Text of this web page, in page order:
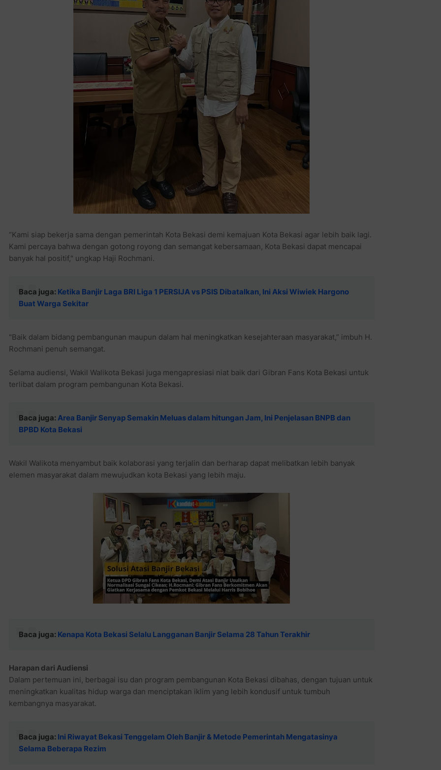
“Kami siap bekerja sama dengan pemerintah Kota Bekasi demi kemajuan Kota Bekasi agar lebih baik lagi.
Kami percaya bahwa dengan gotong royong dan semangat kebersamaan, Kota Bekasi dapat mencapai
banyak hal positif," ungkap Haji Rochmani.
Baca juga: Ketika Banjir Laga BRI Liga 1 PERSIJA vs PSIS Dibatalkan, Ini Aksi Wiwiek Hargono
Buat Warga Sekitar
"Baik dalam bidang pembangunan maupun dalam hal meningkatkan kesejahteraan masyarakat,” imbuh H.
Rochmani penuh semangat.
Selama audiensi, Wakil Walikota Bekasi juga mengapresiasi niat baik dari Gibran Fans Kota Bekasi untuk
terlibat dalam program pembangunan Kota Bekasi.
Baca juga: Area Banjir Senyap Semakin Meluas dalam hitungan Jam, Ini Penjelasan BNPB dan
BPBD Kota Bekasi
Wakil Walikota menyambut baik kolaborasi yang terjalin dan berharap dapat melibatkan lebih banyak
elemen masyarakat dalam mewujudkan kota Bekasi yang lebih maju.
Baca juga: Kenapa Kota Bekasi Selalu Langganan Banjir Selama 28 Tahun Terakhir
Harapan dari Audiensi
Dalam pertemuan ini, berbagai isu dan program pembangunan Kota Bekasi dibahas, dengan tujuan untuk
meningkatkan kualitas hidup warga dan menciptakan iklim yang lebih kondusif untuk tumbuh
kembangnya masyarakat.
Baca juga: Ini Riwayat Bekasi Tenggelam Oleh Banjir & Metode Pemerintah Mengatasinya
Selama Beberapa Rezim